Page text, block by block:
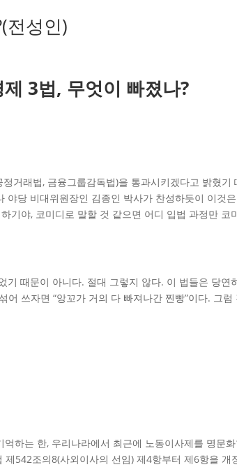
전성인)
3법, 무엇이 빠졌나?
거래법, 금융그룹감독법)을 통과시키겠다고 밝혔
당 비대위원장인 김종인 박사가 찬성하듯이 이것
기야, 코미디로 말할 것 같으면 어디 입법 과정만 코
때문이 아니다. 절대 그렇지 않다. 이 법들은 당
쓰자면 “앙꼬가 거의 다 빠져나간 찐빵”이다. 그
하는 한, 우리나라에서 최근에 노동이사제를 명문
542조의8(사외이사의 선임) 제4항부터 제6항을